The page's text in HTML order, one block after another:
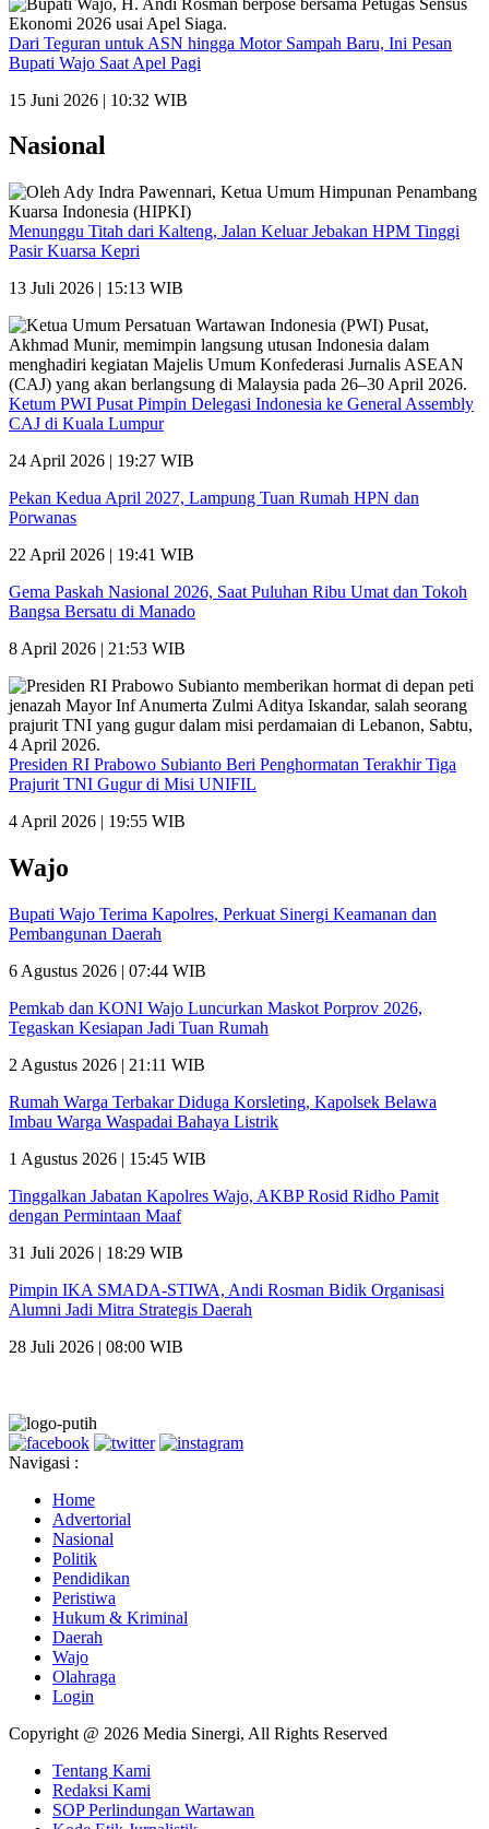
Dari Teguran untuk ASN hingga Motor Sampah Baru, Ini Pesan
Bupati Wajo Saat Apel Pagi
15 Juni 2026 | 10:32 WIB
Nasional
Menunggu Titah dari Kalteng, Jalan Keluar Jebakan HPM Tinggi
Pasir Kuarsa Kepri
13 Juli 2026 | 15:13 WIB
Ketum PWI Pusat Pimpin Delegasi Indonesia ke General Assembly
CAJ di Kuala Lumpur
24 April 2026 | 19:27 WIB
Pekan Kedua April 2027, Lampung Tuan Rumah HPN dan
Porwanas
22 April 2026 | 19:41 WIB
Gema Paskah Nasional 2026, Saat Puluhan Ribu Umat dan Tokoh
Bangsa Bersatu di Manado
8 April 2026 | 21:53 WIB
Presiden RI Prabowo Subianto Beri Penghormatan Terakhir Tiga
Prajurit TNI Gugur di Misi UNIFIL
4 April 2026 | 19:55 WIB
Wajo
Bupati Wajo Terima Kapolres, Perkuat Sinergi Keamanan dan
Pembangunan Daerah
6 Agustus 2026 | 07:44 WIB
Pemkab dan KONI Wajo Luncurkan Maskot Porprov 2026,
Tegaskan Kesiapan Jadi Tuan Rumah
2 Agustus 2026 | 21:11 WIB
Rumah Warga Terbakar Diduga Korsleting, Kapolsek Belawa
Imbau Warga Waspadai Bahaya Listrik
1 Agustus 2026 | 15:45 WIB
Tinggalkan Jabatan Kapolres Wajo, AKBP Rosid Ridho Pamit
dengan Permintaan Maaf
31 Juli 2026 | 18:29 WIB
Pimpin IKA SMADA-STIWA, Andi Rosman Bidik Organisasi
Alumni Jadi Mitra Strategis Daerah
28 Juli 2026 | 08:00 WIB
Navigasi :
Home
Advertorial
Nasional
Politik
Pendidikan
Peristiwa
Hukum & Kriminal
Daerah
Wajo
Olahraga
Login
Copyright @ 2026 Media Sinergi, All Rights Reserved
Tentang Kami
Redaksi Kami
SOP Perlindungan Wartawan